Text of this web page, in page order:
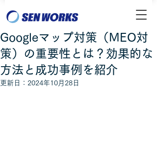
Googleマップ対策（MEO対
策）の重要性とは？効果的な
方法と成功事例を紹介
更新日： 2024年10月28日